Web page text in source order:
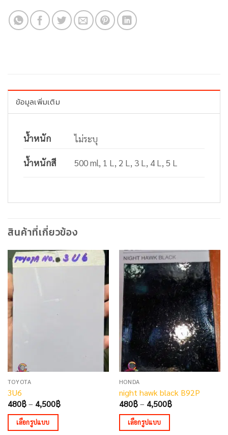
ข้อมูลเพิ่มเติม
น้ำหนัก ไม่ระบุ
น้ำหนักสี 500 ml, 1 L, 2 L, 3 L, 4 L, 5 L
สินค้าที่เกี่ยวข้อง
TOYOTA
3U6
480฿ – 4,500฿Price
เลือกรูปแบบ
HONDA
night hawk black B92P
480฿ – 4,500฿Price
เลือกรูปแบบ